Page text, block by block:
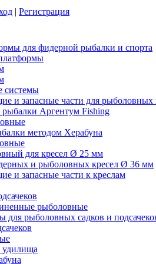
| Регистрация
для фидерной рыбалки и спорта
системы
и запасные части для рыболовных
рыбалки Аргентум Fishing
методом Херабуна
для кресел Ø 25 мм
и рыболовных кресел Ø 36 мм
и запасные части к креслам
рыболовные
для рыболовных садков и